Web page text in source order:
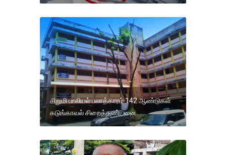
சிறுமி பாலியல் பலாத்காரம் 142 ஆண்டுகள்
கடுங்காவல் சிறைத்தண்டனை